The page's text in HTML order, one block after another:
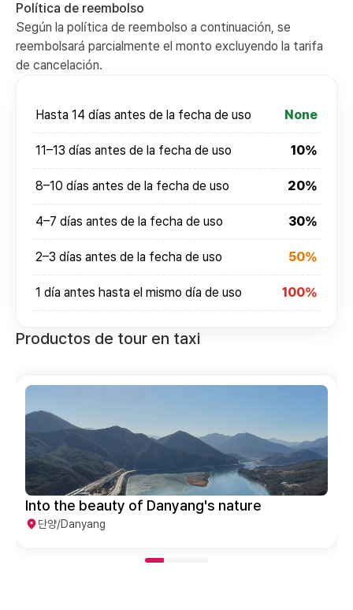
Política de reembolso
Según la política de reembolso a continuación, se
reembolsará parcialmente el monto excluyendo la tarifa
de cancelación.
Hasta 14 días antes de la fecha de uso None
11–13 días antes de la fecha de uso 10%
8–10 días antes de la fecha de uso 20%
4–7 días antes de la fecha de uso 30%
2–3 días antes de la fecha de uso 50%
1 día antes hasta el mismo día de uso 100%
Productos de tour en taxi
Into the beauty of Danyang's nature
단양/Danyang